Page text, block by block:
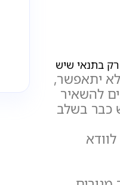
בתנאי שיש
יתאפשר,
להשאיר
כבר בשלב